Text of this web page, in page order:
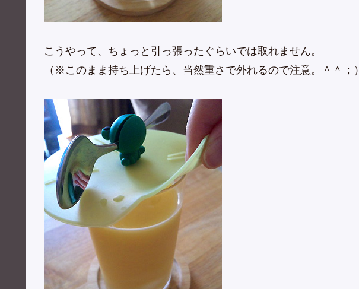
こうやって、ちょっと引っ張ったぐらいでは取れません。
（※このまま持ち上げたら、当然重さで外れるので注意。＾＾；）